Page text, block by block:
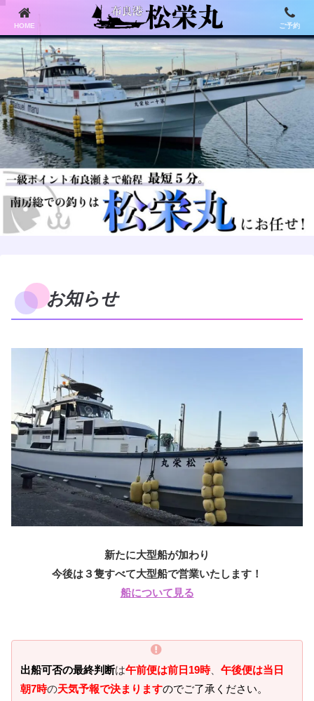
お知らせ
新たに大型船が加わり
今後は３隻すべて大型船で営業いたします！
船について見る
出船可否の最終判断は午前便は前日19時、 午後便は当日
朝7時の天気予報で決まりますのでご了承ください。
HOME ご予約